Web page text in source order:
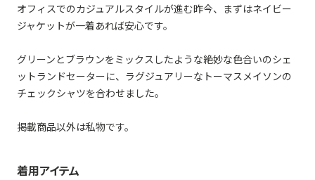
オフィスでのカジュアルスタイルが進む昨今、まずはネイビー
ジャケットが一着あれば安心です。
グリーンとブラウンをミックスしたような絶妙な色合いのシェ
ットランドセーターに、ラグジュアリーなトーマスメイソンの
チェックシャツを合わせました。
掲載商品以外は私物です。
着用アイテム